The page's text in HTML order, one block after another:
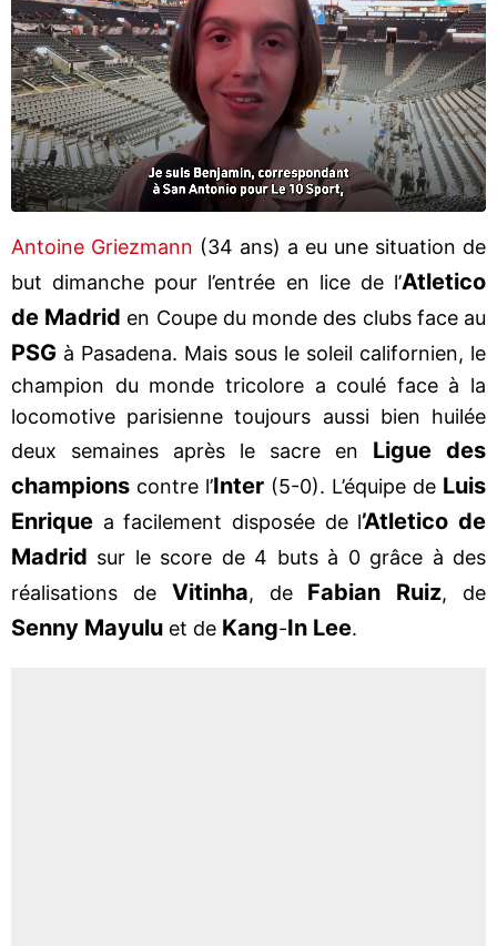
Antoine Griezmann (34 ans) a eu une situation de
but dimanche pour l’entrée en lice de l’Atletico
de Madrid en Coupe du monde des clubs face au
PSG à Pasadena. Mais sous le soleil californien, le
champion du monde tricolore a coulé face à la
locomotive parisienne toujours aussi bien huilée
deux semaines après le sacre en Ligue des
champions contre l’Inter (5-0). L’équipe de Luis
Enrique a facilement disposée de l’Atletico de
Madrid sur le score de 4 buts à 0 grâce à des
réalisations de Vitinha, de Fabian Ruiz, de
Senny Mayulu et de Kang-In Lee.